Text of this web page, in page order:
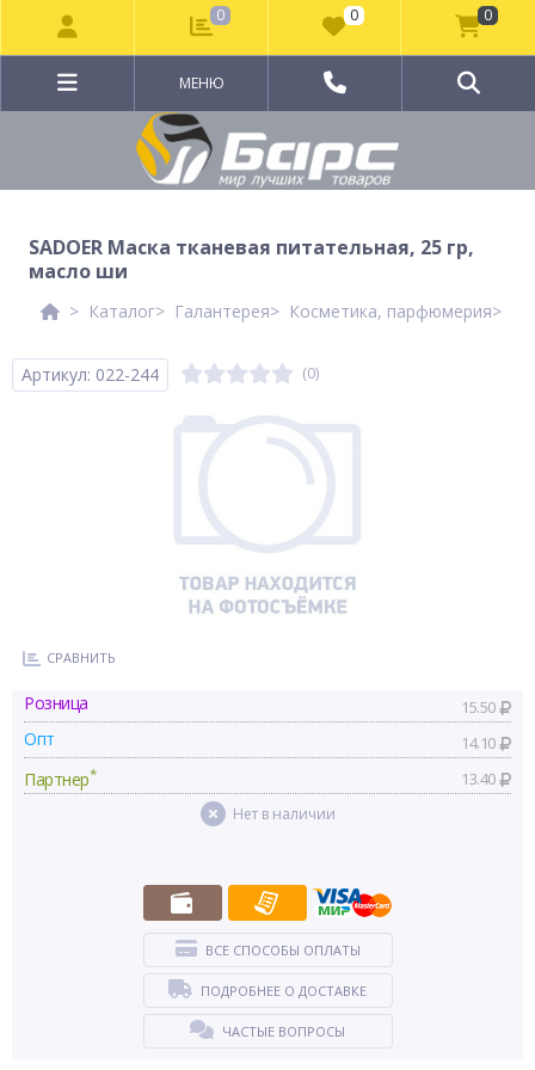
МЕНЮ
SADOER Маска тканевая питательная, 25 гр,
масло ши
Каталог Галантерея Косметика, парфюмерия
Артикул: 022-244 (0)
СРАВНИТЬ
Розница 15.50
Опт 14.10
Партнер* 13.40
Нет в наличии
ВСЕ СПОСОБЫ ОПЛАТЫ
ПОДРОБНЕЕ О ДОСТАВКЕ
ЧАСТЫЕ ВОПРОСЫ
0 0 0